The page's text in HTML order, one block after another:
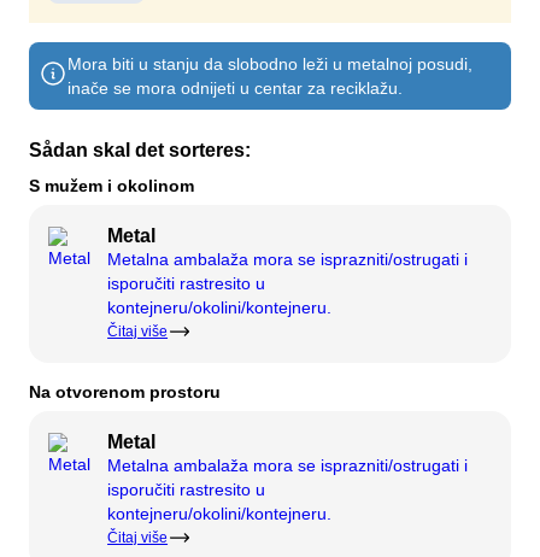
Kompost
Rušenje i renoviranje
O
Radno vrijeme
Tarife za otpad (privatno)
Link na BRK zemljišne propise
AT navođenje
Samoposluživanje
Samoposluživanje
Moje smece
Kontaktirajte nas
Kompanija BOFA
Mora biti u stanju da slobodno leži u metalnoj posudi,
inače se mora odnijeti u centar za reciklažu.
Sådan skal det sorteres:
S mužem i okolinom
Metal
Metalna ambalaža mora se isprazniti/ostrugati i
isporučiti rastresito u
kontejneru/okolini/kontejneru.
Čitaj više
Na otvorenom prostoru
Metal
Metalna ambalaža mora se isprazniti/ostrugati i
isporučiti rastresito u
kontejneru/okolini/kontejneru.
Čitaj više